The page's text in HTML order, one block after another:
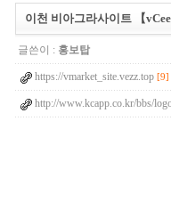
이천 비아그라사이트 【
글쓴이 : 홍보탑
https://vmarket_site.vezz.top [9]
http://www.kcapp.co.kr/bbs/